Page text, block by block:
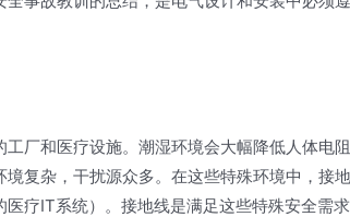
厂和医疗设施。潮湿环境会大幅降低人体电阻
复杂，干扰源众多。在这些特殊环境中，接
疗IT系统）。接地线是满足这些特殊安全需